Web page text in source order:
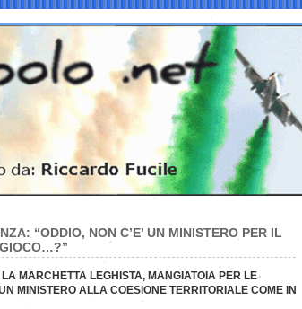
“ODDIO, NON C’E’ UN MINISTERO PER IL
MARCHETTA LEGHISTA, MANGIATOIA PER LE
MINISTERO ALLA COESIONE TERRITORIALE COME IN